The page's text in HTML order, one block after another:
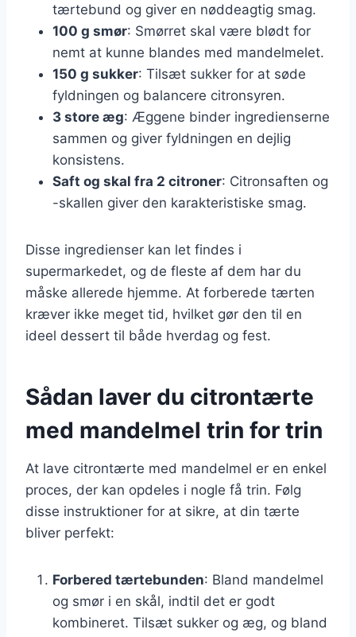
tærtebund og giver en nøddeagtig smag.
100 g smør: Smørret skal være blødt for
nemt at kunne blandes med mandelmelet.
150 g sukker: Tilsæt sukker for at søde
fyldningen og balancere citronsyren.
3 store æg: Æggene binder ingredienserne
sammen og giver fyldningen en dejlig
konsistens.
Saft og skal fra 2 citroner: Citronsaften og
-skallen giver den karakteristiske smag.
Disse ingredienser kan let findes i
supermarkedet, og de fleste af dem har du
måske allerede hjemme. At forberede tærten
kræver ikke meget tid, hvilket gør den til en
ideel dessert til både hverdag og fest.
Sådan laver du citrontærte
med mandelmel trin for trin
At lave citrontærte med mandelmel er en enkel
proces, der kan opdeles i nogle få trin. Følg
disse instruktioner for at sikre, at din tærte
bliver perfekt:
Forbered tærtebunden: Bland mandelmel
og smør i en skål, indtil det er godt
kombineret. Tilsæt sukker og æg, og bland